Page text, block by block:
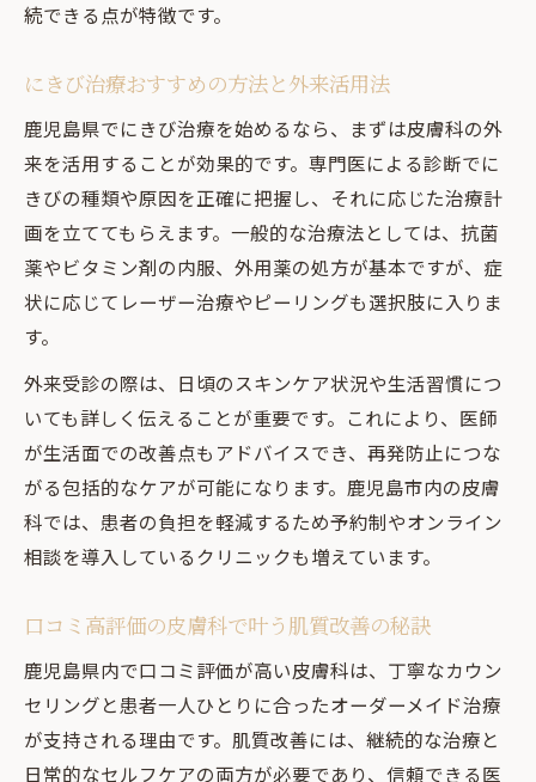
続できる点が特徴です。
にきび治療おすすめの方法と外来活用法
鹿児島県でにきび治療を始めるなら、まずは皮膚科の外
来を活用することが効果的です。専門医による診断でに
きびの種類や原因を正確に把握し、それに応じた治療計
画を立ててもらえます。一般的な治療法としては、抗菌
薬やビタミン剤の内服、外用薬の処方が基本ですが、症
状に応じてレーザー治療やピーリングも選択肢に入りま
す。
外来受診の際は、日頃のスキンケア状況や生活習慣につ
いても詳しく伝えることが重要です。これにより、医師
が生活面での改善点もアドバイスでき、再発防止につな
がる包括的なケアが可能になります。鹿児島市内の皮膚
科では、患者の負担を軽減するため予約制やオンライン
相談を導入しているクリニックも増えています。
口コミ高評価の皮膚科で叶う肌質改善の秘訣
鹿児島県内で口コミ評価が高い皮膚科は、丁寧なカウン
セリングと患者一人ひとりに合ったオーダーメイド治療
が支持される理由です。肌質改善には、継続的な治療と
日常的なセルフケアの両方が必要であり、信頼できる医